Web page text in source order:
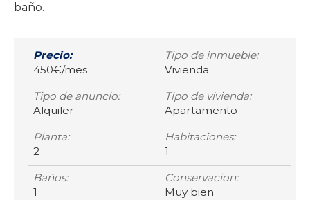
baño.
Precio:
450€/mes
Tipo de inmueble:
Vivienda
Tipo de anuncio:
Alquiler
Tipo de vivienda:
Apartamento
Planta:
2
Habitaciones:
1
Baños:
1
Conservacion:
Muy bien